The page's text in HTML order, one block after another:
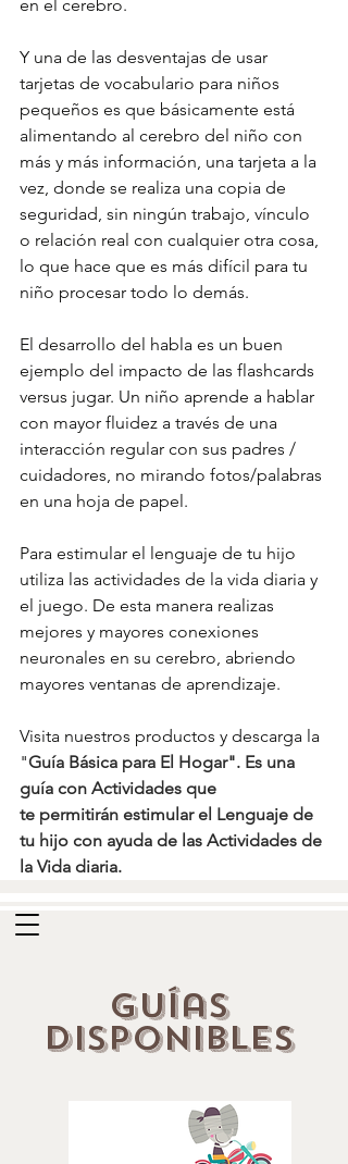
en el cerebro.
Y una de las desventajas de usar
tarjetas de vocabulario para niños
pequeños es que básicamente está
alimentando al cerebro del niño con
más y más información, una tarjeta a la
vez, donde se realiza una copia de
seguridad, sin ningún trabajo, vínculo
o relación real con cualquier otra cosa,
lo que hace que es más difícil para tu
niño procesar todo lo demás.
El desarrollo del habla es un buen
ejemplo del impacto de las flashcards
versus jugar. Un niño aprende a hablar
con mayor fluidez a través de una
interacción regular con sus padres /
cuidadores, no mirando fotos/palabras
en una hoja de papel.
Para estimular el lenguaje de tu hijo
utiliza las actividades de la vida diaria y
el juego. De esta manera realizas
mejores y mayores conexiones
neuronales en su cerebro, abriendo
mayores ventanas de aprendizaje.
Visita nuestros productos y descarga la
"Guía Básica para El Hogar". Es una
guía con Actividades que
te permitirán estimular el Lenguaje de
tu hijo con ayuda de las Actividades de
la Vida diaria.